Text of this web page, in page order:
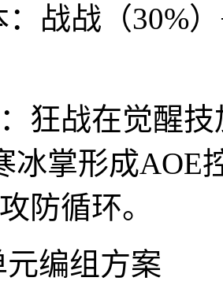
战战（30%
狂战在觉醒
冰掌形成AOE
防循环。
元编组方案